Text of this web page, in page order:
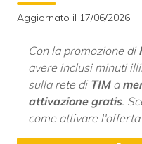
Aggiornato il 17/06/2026
Con la promozione di
avere inclusi minuti
sulla rete di TIMa
attivazione gratis.
come attivare